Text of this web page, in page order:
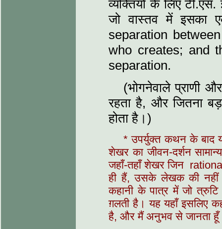
व्यक्तियों के लिए
जो वास्तव में इसका
separation
who creates; and
separation.
(भोगनेवाले प्राणी
रहता है, और जितना
होता है।)
* उपर्युक्त कथन के बाद
शेखर का जीवन-दर्शन
जहाँ-तहाँ शेखर जिन
ही हैं, उसके लेखक की
कहानी के पात्र में जो
ग़लती है। यह यहाँ इसलिए
है, और मैं अनुभव से जानता